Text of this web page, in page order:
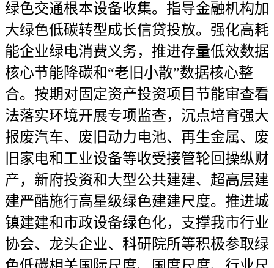
绿色交通根本设备收集。指导金融机构加
大绿色低碳转型成长信贷投放。强化高耗
能企业绿电消费义务，推进存量低效数据
核心节能降碳和“老旧小散”数据核心整
合。按期对固定资产投资项目节能审查看
法落实环境开展专项监查，沉点培育强大
报废汽车、废旧动力电池、再生金属、废
旧家电和工业设备等收受接管轮回操纵财
产，新府投资和大型公共建建、超高层建
建严酷施行高星级绿色建建尺度。推进城
镇建建和市政设备绿色化，支撑我市行业
协会、龙头企业、科研院所等积极参取绿